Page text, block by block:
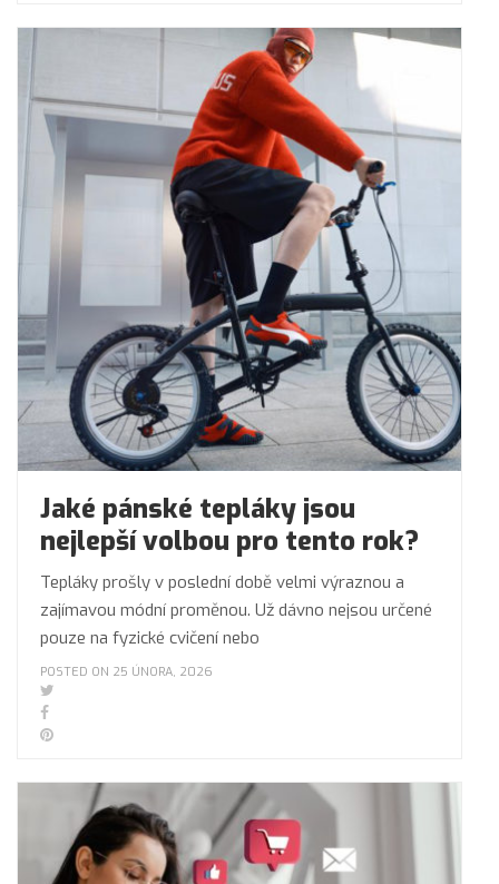
Jaké pánské tepláky jsou
nejlepší volbou pro tento rok?
Tepláky prošly v poslední době velmi výraznou a
zajímavou módní proměnou. Už dávno nejsou určené
pouze na fyzické cvičení nebo
POSTED ON 25 ÚNORA, 2026